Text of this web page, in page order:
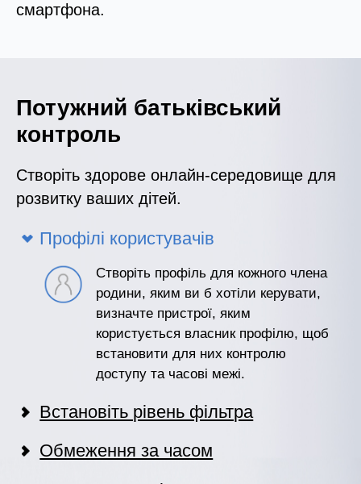
смартфона.
Потужний батьківський
контроль
Створіть здорове онлайн-середовище для
розвитку ваших дітей.
Профілі користувачів
Створіть профіль для кожного члена
родини, яким ви б хотіли керувати,
визначте пристрої, яким
користується власник профілю, щоб
встановити для них контролю
доступу та часові межі.
Встановіть рівень фільтра
Обмеження за часом